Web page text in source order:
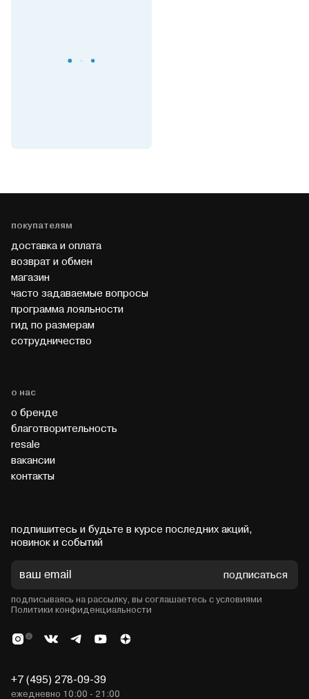
покупателям
доставка и оплата
возврат и обмен
магазин
часто задаваемые вопросы
программа лояльности
гид по размерам
cотрудничество
о нас
о бренде
благотворительность
resale
вакансии
контакты
+7 (495) 278-09-39
ежедневно 10:00 - 21:00
подпишитесь и будьте в курсе последних акций,
новинок и событий
подписаться
подписываясь на рассылку, вы соглашаетесь с условиями
Политики конфиденциальности